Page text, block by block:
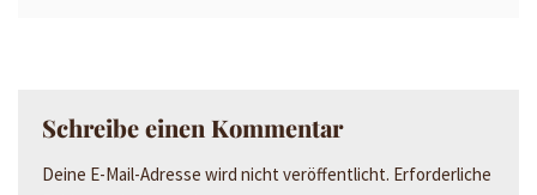
Schreibe einen Kommentar
Deine E-Mail-Adresse wird nicht veröffentlicht. Erforderliche